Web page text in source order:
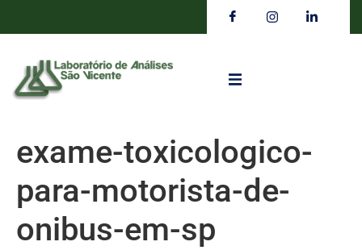
exame-toxicologico-
para-motorista-de-
onibus-em-sp